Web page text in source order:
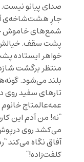
صدای پیانو نیست.
جارِ هشت‌شاخه‌ی
شمع‌های خاموش
پشت سقف. خیالش
خواهر ایستاده
منتظر برگشت
بلند می‌شود.
تارهای سفید روی
عمه‌عالمتاج
“نه! من آدم این
می‌کشد روی
آفاق نگاه می‌کند
کلفت‌زاده!”